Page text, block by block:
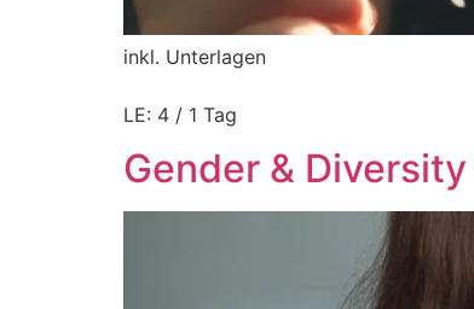
inkl. Unterlagen
LE: 4 / 1 Tag
Gender &